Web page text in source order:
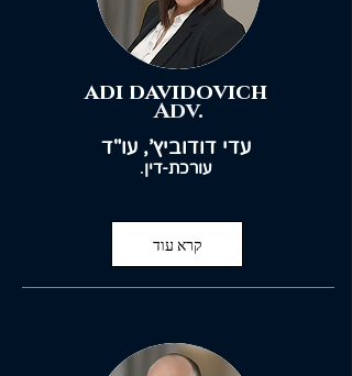
adi davidovich
Adv.
עדי דודוביץ', עו"ד
עורכת-דין.
קרא עוד